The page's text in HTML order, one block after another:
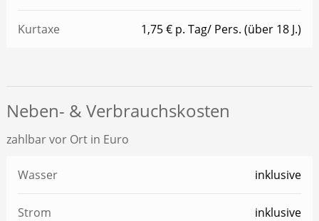
Kurtaxe 1,75 € p. Tag/ Pers. (über 18 J.)
Neben- & Verbrauchskosten
zahlbar vor Ort in Euro
Wasser inklusive
Strom inklusive